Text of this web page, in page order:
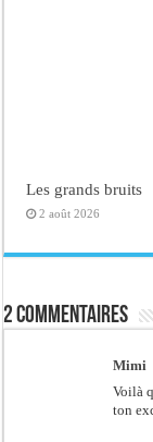
Les grands bruits
2 août 2026
2 commentaires
Mimi
Voilà
ton